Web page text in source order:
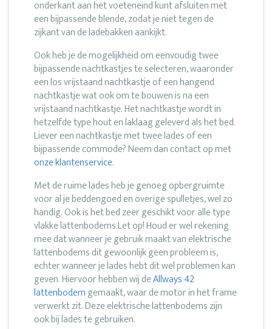
onderkant aan het voeteneind kunt afsluiten met
een bijpassende blende, zodat je niet tegen de
zijkant van de ladebakken aankijkt.
Ook heb je de mogelijkheid om eenvoudig twee
bijpassende nachtkastjes te selecteren, waaronder
een los vrijstaand nachtkastje of een hangend
nachtkastje wat ook om te bouwen is na een
vrijstaand nachtkastje. Het nachtkastje wordt in
hetzelfde type hout en laklaag geleverd als het bed.
Liever een nachtkastje met twee lades of een
bijpassende commode? Neem dan contact op met
onze klantenservice.
Met de ruime lades heb je genoeg opbergruimte
voor al je beddengoed en overige spulletjes, wel zo
handig. Ook is het bed zeer geschikt voor alle type
vlakke lattenbodems.Let op! Houd er wel rekening
mee dat wanneer je gebruik maakt van elektrische
lattenbodems dit gewoonlijk geen probleem is,
echter wanneer je lades hebt dit wel problemen kan
geven. Hiervoor hebben wij deAllways 42
lattenbodemgemaakt, waar de motor in het frame
verwerkt zit. Deze elektrische lattenbodems zijn
ook bij lades te gebruiken.